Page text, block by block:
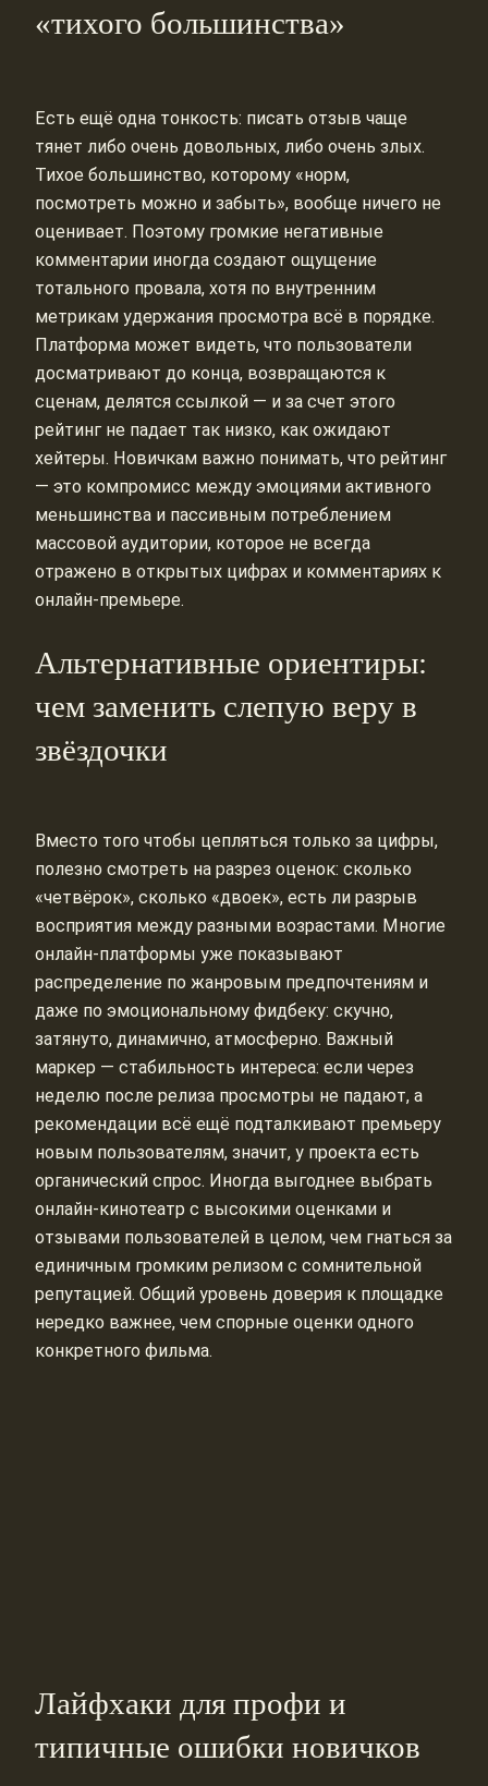
«тихого большинства»
Есть ещё одна тонкость: писать отзыв чаще
тянет либо очень довольных, либо очень злых.
Тихое большинство, которому «норм,
посмотреть можно и забыть», вообще ничего не
оценивает. Поэтому громкие негативные
комментарии иногда создают ощущение
тотального провала, хотя по внутренним
метрикам удержания просмотра всё в порядке.
Платформа может видеть, что пользователи
досматривают до конца, возвращаются к
сценам, делятся ссылкой — и за счет этого
рейтинг не падает так низко, как ожидают
хейтеры. Новичкам важно понимать, что рейтинг
— это компромисс между эмоциями активного
меньшинства и пассивным потреблением
массовой аудитории, которое не всегда
отражено в открытых цифрах и комментариях к
онлайн-премьере.
Альтернативные ориентиры:
чем заменить слепую веру в
звёздочки
Вместо того чтобы цепляться только за цифры,
полезно смотреть на разрез оценок: сколько
«четвёрок», сколько «двоек», есть ли разрыв
восприятия между разными возрастами. Многие
онлайн-платформы уже показывают
распределение по жанровым предпочтениям и
даже по эмоциональному фидбеку: скучно,
затянуто, динамично, атмосферно. Важный
маркер — стабильность интереса: если через
неделю после релиза просмотры не падают, а
рекомендации всё ещё подталкивают премьеру
новым пользователям, значит, у проекта есть
органический спрос. Иногда выгоднее выбрать
онлайн-кинотеатр с высокими оценками и
отзывами пользователей в целом, чем гнаться за
единичным громким релизом с сомнительной
репутацией. Общий уровень доверия к площадке
нередко важнее, чем спорные оценки одного
конкретного фильма.
Лайфхаки для профи и
типичные ошибки новичков